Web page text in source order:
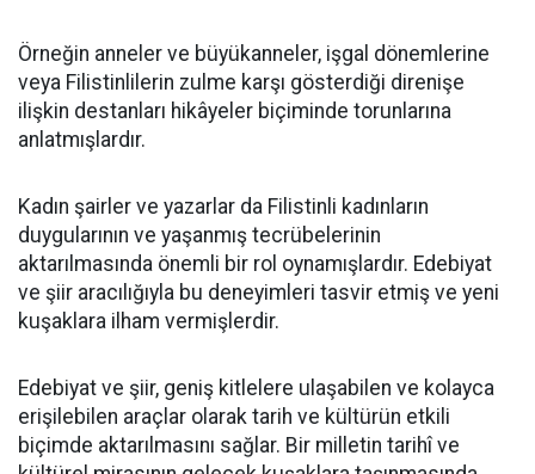
Örneğin anneler ve büyükanneler, işgal dönemlerine
veya Filistinlilerin zulme karşı gösterdiği direnişe
ilişkin destanları hikâyeler biçiminde torunlarına
anlatmışlardır.
Kadın şairler ve yazarlar da Filistinli kadınların
duygularının ve yaşanmış tecrübelerinin
aktarılmasında önemli bir rol oynamışlardır. Edebiyat
ve şiir aracılığıyla bu deneyimleri tasvir etmiş ve yeni
kuşaklara ilham vermişlerdir.
Edebiyat ve şiir, geniş kitlelere ulaşabilen ve kolayca
erişilebilen araçlar olarak tarih ve kültürün etkili
biçimde aktarılmasını sağlar. Bir milletin tarihî ve